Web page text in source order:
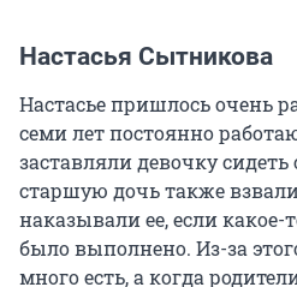
Настасья Сытникова
Настасье пришлось очень
семи лет постоянно
заставляли девочку сидеть
старшую дочь также
наказывали ее, если какое-
было выполнено. Из-за
много есть, а когда